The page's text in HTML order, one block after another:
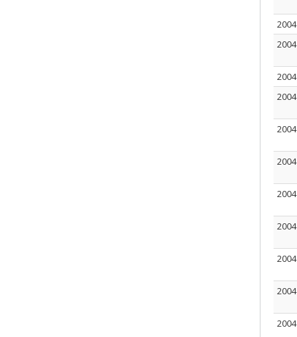
2004
2004
2004
2004
2004
2004
2004
2004
2004
2004
2004